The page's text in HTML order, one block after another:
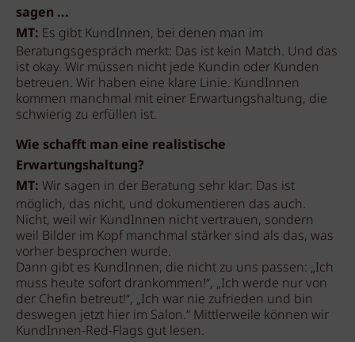
sagen ...
MT: Es gibt KundInnen, bei denen man im
Beratungsgespräch merkt: Das ist kein Match. Und das
ist okay. Wir müssen nicht jede Kundin oder Kunden
betreuen. Wir haben eine klare Linie. KundInnen
kommen manchmal mit einer Erwartungshaltung, die
schwierig zu erfüllen ist.
Wie schafft man eine realistische
Erwartungshaltung?
MT: Wir sagen in der Beratung sehr klar: Das ist
möglich, das nicht, und dokumentieren das auch.
Nicht, weil wir KundInnen nicht vertrauen, sondern
weil Bilder im Kopf manchmal stärker sind als das, was
vorher besprochen wurde.
Dann gibt es KundInnen, die nicht zu uns passen: „Ich
muss heute sofort drankommen!“, „Ich werde nur von
der Chefin betreut!“, „Ich war nie zufrieden und bin
deswegen jetzt hier im Salon.“ Mittlerweile können wir
KundInnen-Red-Flags gut lesen.